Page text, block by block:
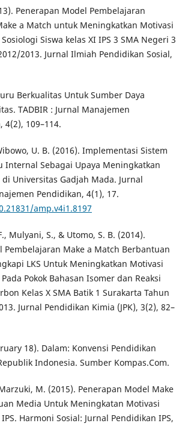
Penerapan Model Pembelajaran
a Match untuk Meningkatkan Motivasi
Siswa kelas XI IPS 3 SMA Negeri 3
2013. Jurnal Ilmiah Pendidikan Sosial,
Berkualitas Untuk Sumber Daya
TADBIR : Jurnal Manajemen
4(2), 109–114.
U. B. (2016). Implementasi Sistem
Internal Sebagai Upaya Meningkatkan
Universitas Gadjah Mada. Jurnal
Pendidikan, 4(1), 17.
amp.v4i1.8197
Mulyani, S., & Utomo, S. B. (2014).
Pembelajaran Make a Match Berbantuan
LKS Untuk Meningkatkan Motivasi
Pokok Bahasan Isomer dan Reaksi
Kelas X SMA Batik 1 Surakarta Tahun
Jurnal Pendidikan Kimia (JPK), 3(2), 82–
18). Dalam: Konvensi Pendidikan
Indonesia. Sumber Kompas.Com.
M. (2015). Penerapan Model Make
Media Untuk Meningkatan Motivasi
Harmoni Sosial: Jurnal Pendidikan IPS,